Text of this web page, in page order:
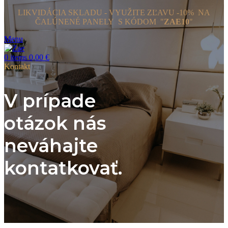
LIKVIDÁCIA SKLADU - VYUŽITE ZĽAVU -10% NA
ČALÚNENÉ PANELY S KÓDOM "ZAE10"
Menu
0 items 0,00 €
Kontakt
V prípade
otázok nás
neváhajte
kontatkovať.